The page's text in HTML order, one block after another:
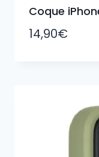
Coque
14,90€